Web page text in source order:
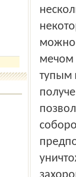
можно
мечом
тупым